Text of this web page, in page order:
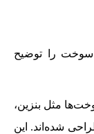
سوخت را توضیح
مثل بنزین،
شده‌اند. این